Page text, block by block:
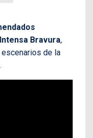
Intensa Bravura,
de la